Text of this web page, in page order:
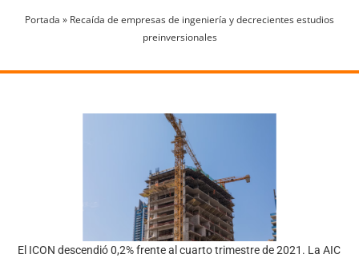
Portada » Recaída de empresas de ingeniería y decrecientes estudios
preinversionales
El ICON descendió 0,2% frente al cuarto trimestre de 2021. La AIC